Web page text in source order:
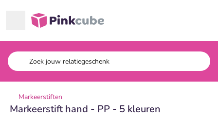
Pinkcube
Markeerstiften
Markeerstift hand - PP - 5 kleuren